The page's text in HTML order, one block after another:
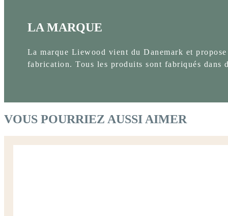
LA MARQUE
La marque Liewood vient du Danemark et
fabrication. Tous les produits sont fabriqués dans
VOUS POURRIEZ AUSSI AIMER